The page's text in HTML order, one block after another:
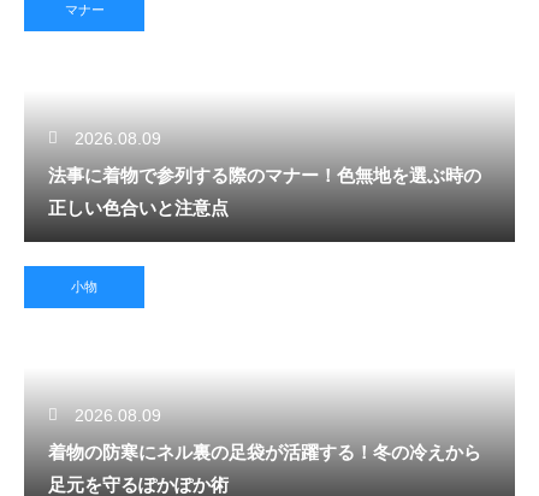
マナー
2026.08.09
法事に着物で参列する際のマナー！色無地を選ぶ時の
正しい色合いと注意点
小物
2026.08.09
着物の防寒にネル裏の足袋が活躍する！冬の冷えから
足元を守るぽかぽか術